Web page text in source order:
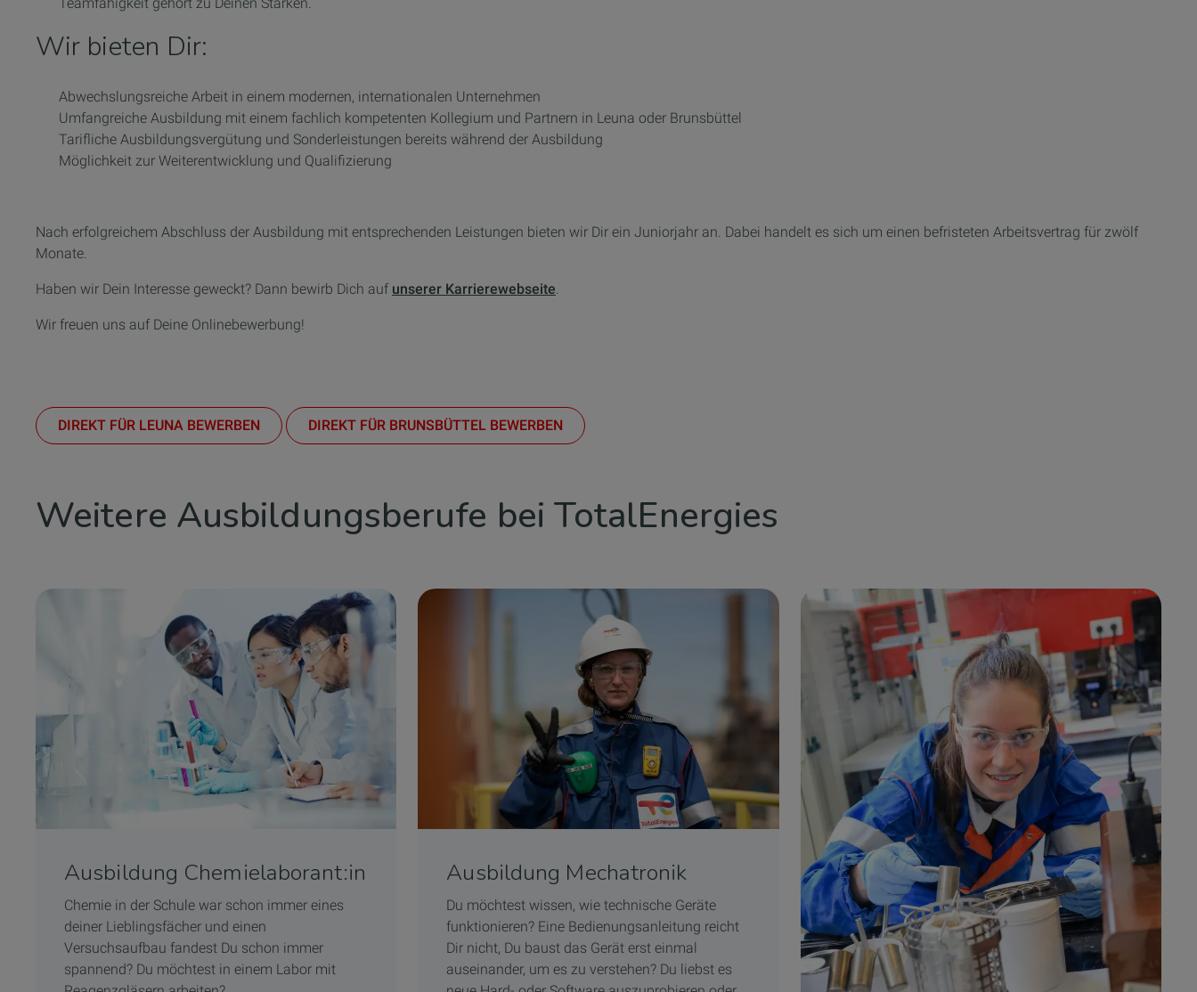
Wir bieten Dir:
Abwechslungsreiche Arbeit in einem modernen, internationalen Unternehmen
Umfangreiche Ausbildung mit einem fachlich kompetenten Kollegium und Partnern in Leuna oder Brunsbüttel
Tarifliche Ausbildungsvergütung und Sonderleistungen bereits während der Ausbildung
Möglichkeit zur Weiterentwicklung und Qualifizierung
Nach erfolgreichem Abschluss der Ausbildung mit entsprechenden Leistungen bieten wir Dir ein Juniorjahr an. Dabei handelt es sich um einen befristeten Arbeitsvertrag für zwölf
Monate.
Haben wir Dein Interesse geweckt? Dann bewirb Dich auf unserer Karrierewebseite
Wir freuen uns auf Deine Onlinebewerbung!
DIREKT FÜR LEUNA BEWERBEN DIREKT FÜR BRUNSBÜTTEL BEWERBEN
Weitere Ausbildungsberufe bei TotalEnergies
Ausbildung Chemielaborant:in
Chemie in der Schule war schon immer eines
deiner Lieblingsfächer und einen
Versuchsaufbau fandest Du schon immer
spannend? Du möchtest in einem Labor mit
Ausbildung Mechatronik
Du möchtest wissen, wie technische Geräte
funktionieren? Eine Bedienungsanleitung reicht
Dir nicht, Du baust das Gerät erst einmal
auseinander, um es zu verstehen? Du liebst es